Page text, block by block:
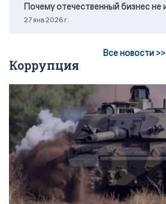
Почему отечественный бизнес не
27 янв 2026 г.
Все новости >>
Коррупция